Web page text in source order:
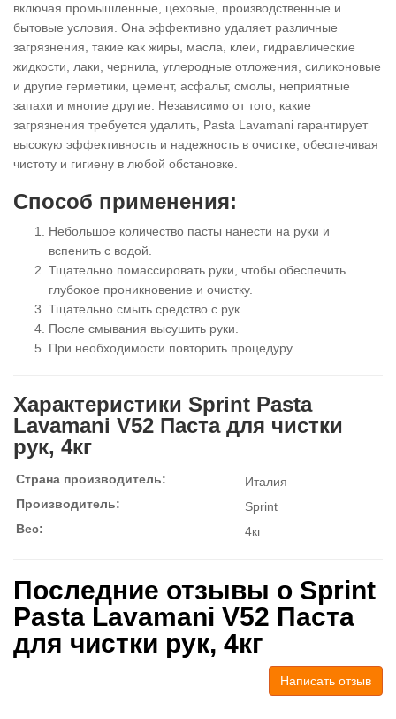
включая промышленные, цеховые, производственные и
бытовые условия. Она эффективно удаляет различные
загрязнения, такие как жиры, масла, клеи, гидравлические
жидкости, лаки, чернила, углеродные отложения, силиконовые
и другие герметики, цемент, асфальт, смолы, неприятные
запахи и многие другие. Независимо от того, какие
загрязнения требуется удалить, Pasta Lavamani гарантирует
высокую эффективность и надежность в очистке, обеспечивая
чистоту и гигиену в любой обстановке.
Способ применения:
Небольшое количество пасты нанести на руки и
вспенить с водой.
Тщательно помассировать руки, чтобы обеспечить
глубокое проникновение и очистку.
Тщательно смыть средство с рук.
После смывания высушить руки.
При необходимости повторить процедуру.
Характеристики Sprint Pasta
Lavamani V52 Паста для чистки
рук, 4кг
Страна производитель:
Италия
Производитель:
Sprint
Вес:
4кг
Последние отзывы о Sprint
Pasta Lavamani V52 Паста
для чистки рук, 4кг
Написать отзыв